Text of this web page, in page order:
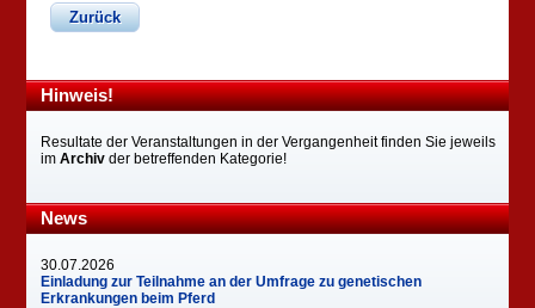
Zurück
Hinweis!
Resultate der Veranstaltungen in der Vergangenheit finden Sie jeweils
imArchiv der betreffenden Kategorie!
News
30.07.2026
Einladung zur Teilnahme an der Umfrage zu genetischen
Erkrankungen beim Pferd